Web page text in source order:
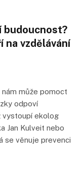
budoucnost?
na vzdělávání
nám může pomoct
odpoví
vystoupí ekolog
Jan Kulveit nebo
se věnuje prevenci